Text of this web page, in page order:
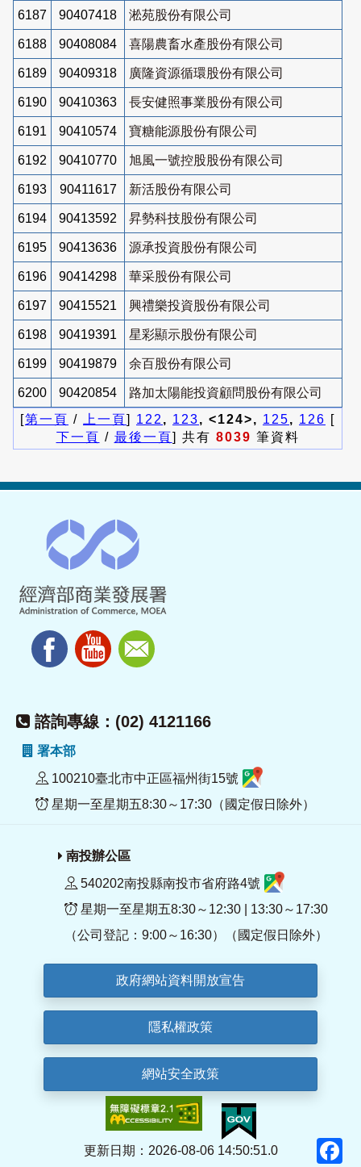
6187 90407418 淞苑股份有限公司
6188 90408084 喜陽農畜水產股份有限公司
6189 90409318 廣隆資源循環股份有限公司
6190 90410363 長安健照事業股份有限公司
6191 90410574 寶糖能源股份有限公司
6192 90410770 旭風一號控股股份有限公司
6193 90411617 新活股份有限公司
6194 90413592 昇勢科技股份有限公司
6195 90413636 源承投資股份有限公司
6196 90414298 華采股份有限公司
6197 90415521 興禮樂投資股份有限公司
6198 90419391 星彩顯示股份有限公司
6199 90419879 余百股份有限公司
6200 90420854
路加太陽能投資顧問股份有限公司
[第一頁 / 上一頁] 122 , 123, <124>, 125, 126 [
下一頁 / 最後一頁] 共有 8039 筆資料
諮詢專線：(02) 4121166
署本部
100210臺北市中正區福州街15號
星期一至星期五8:30～17:30（國定假日除外）
南投辦公區
540202南投縣南投市省府路4號
星期一至星期五8:30～12:30 | 13:30～17:30
（公司登記：9:00～16:30）（國定假日除外）
政府網站資料開放宣告
隱私權政策
網站安全政策
更新日期：2026-08-06 14:50:51.0